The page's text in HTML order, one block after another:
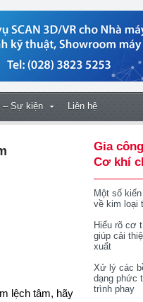
– Sự kiện Liên hệ
lệch tâm, hãy
Gia
Cơ khí
Một số
về kim loại
Hiểu rõ cơ
giúp cải
xuất
Xử lý các
dạng phức
trình phay